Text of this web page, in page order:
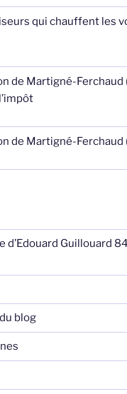
qui chauffent les
de Martigné-Ferchaud
de Martigné-Ferchaud
d’Edouard Guillouard
blog